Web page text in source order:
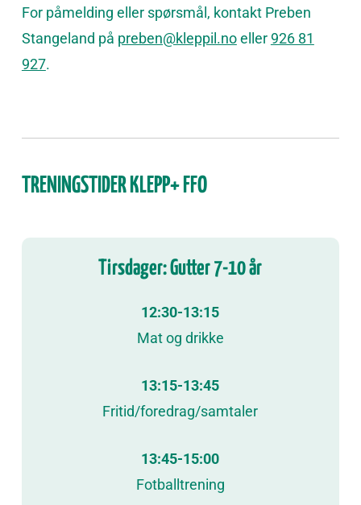
For påmelding eller spørsmål, kontakt Preben
Stangeland på preben@kleppil.noeller 926 81
927.
TRENINGSTIDER KLEPP+ FFO
Tirsdager: Gutter 7-10 år
12:30-13:15
Mat og drikke
13:15-13:45
Fritid/foredrag/samtaler
13:45-15:00
Fotballtrening